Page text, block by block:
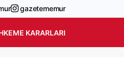
gazetememur
KARARLARI